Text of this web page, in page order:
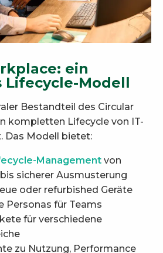
ein
Modell
Bestandteil des Circular
kompletten Lifecycle von IT-
Das Modell bietet:
Management von
sicherer Ausmusterung
oder refurbished Geräte
Personas für Teams
für verschiedene
zu Nutzung, Performance